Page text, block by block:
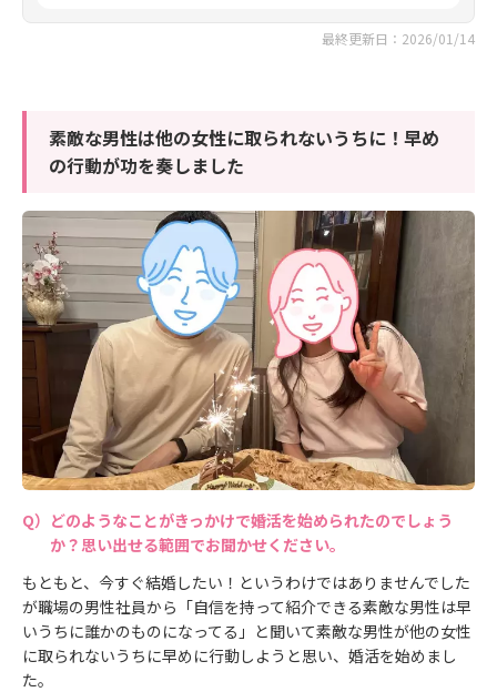
最終更新日：2026/01/14
素敵な男性は他の女性に取られないうちに！早め
の行動が功を奏しました
どのようなことがきっかけで婚活を始められたのでしょう
か？思い出せる範囲でお聞かせください。
もともと、今すぐ結婚したい！というわけではありませんでした
が職場の男性社員から「自信を持って紹介できる素敵な男性は早
いうちに誰かのものになってる」と聞いて素敵な男性が他の女性
に取られないうちに早めに行動しようと思い、婚活を始めまし
た。